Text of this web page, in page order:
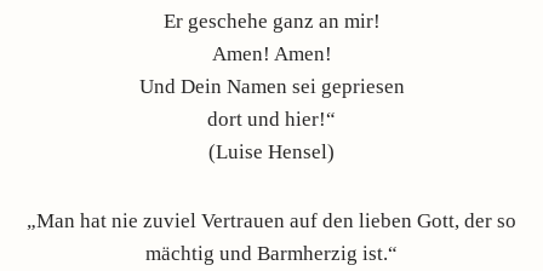
Er geschehe ganz an mir!
Amen! Amen!
Und Dein Namen sei gepriesen
dort und hier!“
(Luise Hensel)
„Man hat nie zuviel Vertrauen auf den lieben Gott, der so
mächtig und Barmherzig ist.“